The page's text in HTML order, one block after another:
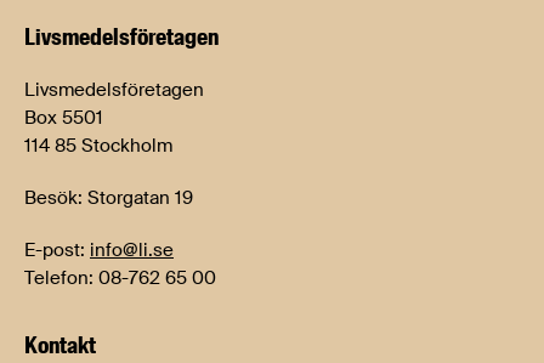
Livsmedels­företagen
Livsmedelsföretagen
Box 5501
114 85 Stockholm
Besök: Storgatan 19
E-post: info@li.se
Telefon: 08-762 65 00
Kontakt